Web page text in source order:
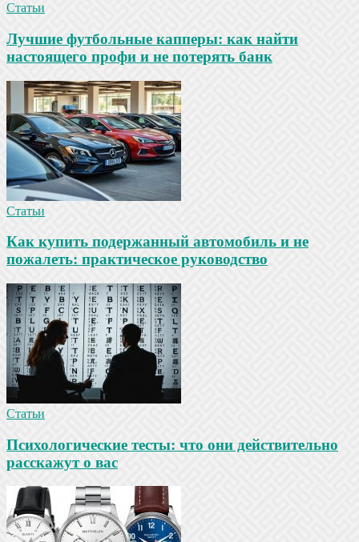
Статьи
Лучшие футбольные капперы: как найти
настоящего профи и не потерять банк
Статьи
Как купить подержанный автомобиль и не
пожалеть: практическое руководство
Статьи
Психологические тесты: что они действительно
расскажут о вас